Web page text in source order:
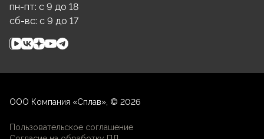
пн-пт: c 9 до 18
сб-вс: c 9 до 17
ООО Компания «Сплав», © 2026
Пользовательское соглашение